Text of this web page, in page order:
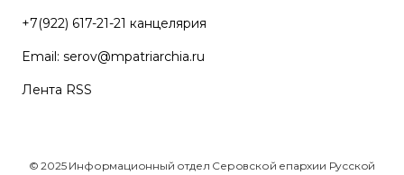
+7(922) 617-21-21 канцелярия
Email: serov@mpatriarchia.ru
Лента RSS
© 2025 Информационный отдел Серовской епархии Русской